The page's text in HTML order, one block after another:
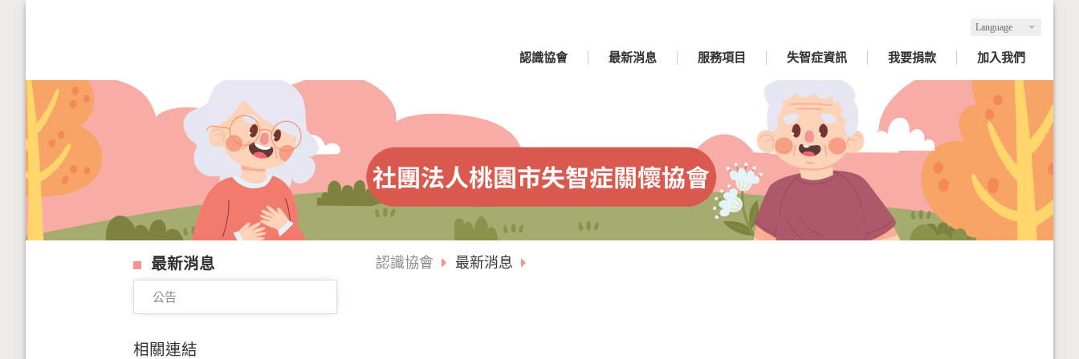
Language
認識協會 最新消息 服務項目 失智症資訊 我要捐款 加入我們
最新消息
公告
相關連結
認識協會 最新消息